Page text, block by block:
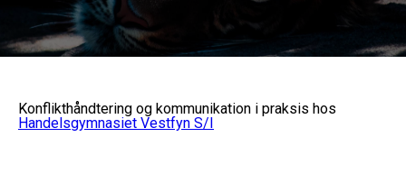
Konflikthåndtering og kommunikation i praksis hos
Handelsgymnasiet Vestfyn S/I